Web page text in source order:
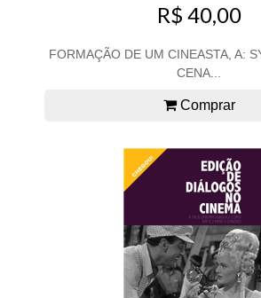
R$ 40,00
FORMAÇÃO DE UM CINEASTA, A:
CENA...
Comprar